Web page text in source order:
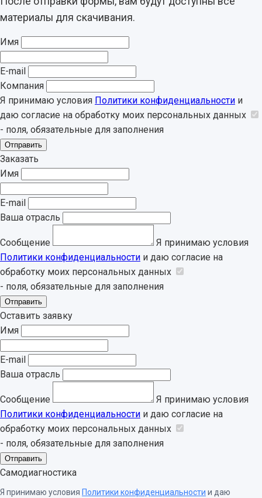
материалы для скачивания.
Имя
E-mail
Компания
Я принимаю условия Политики конфиденциальности и
даю согласие на обработку моих персональных данных
- поля, обязательные для заполнения
Отправить
Заказать
Имя
E-mail
Ваша отрасль
Сообщение
Я принимаю условия
Политики конфиденциальности и даю согласие на
обработку моих персональных данных
- поля, обязательные для заполнения
Отправить
Оставить заявку
Имя
E-mail
Ваша отрасль
Сообщение
Я принимаю условия
Политики конфиденциальности и даю согласие на
обработку моих персональных данных
- поля, обязательные для заполнения
Отправить
Самодиагностика
Я принимаю условия Политики конфиденциальности и даю